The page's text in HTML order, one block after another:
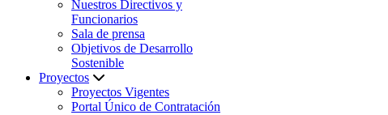
Nuestros Directivos y
Funcionarios
Sala de prensa
Objetivos de Desarrollo
Sostenible
Proyectos
Proyectos Vigentes
Portal Único de Contratación